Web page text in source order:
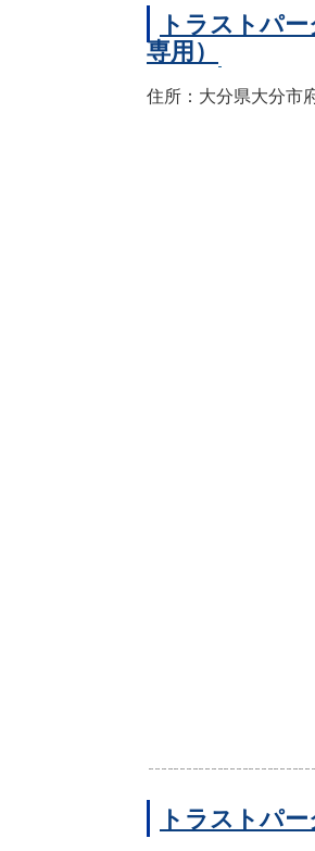
トラストパ
専用）
住所：大分県大分市
トラストパ